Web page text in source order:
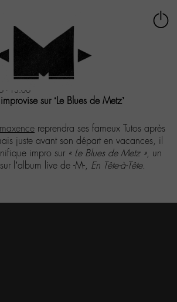
- 13:06
sur ‘Le Blues de Metz’
reprendra ses fameux Tutos après
juste avant son départ en vacances, il
impro sur « Le Blues de Metz », un
l’album live de -M-, En Tête-à-Tête.